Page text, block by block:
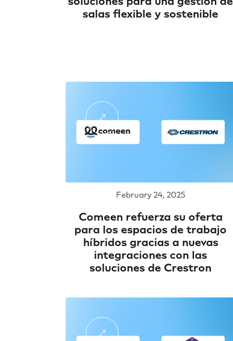
salas flexible y sostenible
February 24, 2025
Comeen refuerza su oferta
para los espacios de trabajo
híbridos gracias a nuevas
integraciones con las
soluciones de Crestron